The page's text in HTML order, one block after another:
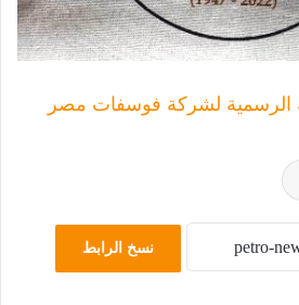
الرسمية لشركة فوسفات مصر
نسخ الرابط